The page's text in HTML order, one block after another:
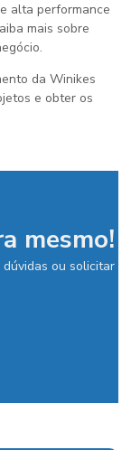
alta performance
mais sobre
da Winikes
e obter os
mesmo!
ou solicitar